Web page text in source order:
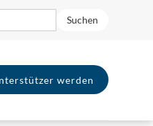
werden